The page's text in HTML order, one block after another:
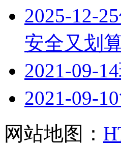
2025-12-25
安全又划
2021-09-14
2021-09-10
网站地图：